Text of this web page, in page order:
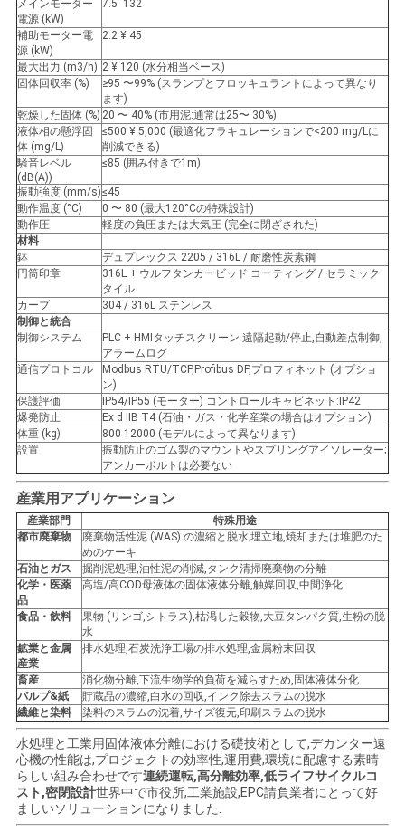
プ
ラ
イ
バ
シ
ー
ポ
リ
シ
ー
メインモーター
電源 (kW)
7.5 ̇ 132
補助モーター電
源 (kW)
2.2 ¥ 45
最大出力 (m3/h) 2 ¥ 120 (水分相当ベース)
固体回収率 (%)
≥95 〜99% (スランプとフロッキュラントによって異なり
ます)
乾燥した固体 (%) 20 〜 40% (市用泥:通常は25〜 30%)
液体相の懸浮固
体 (mg/L)
≤500 ¥ 5,000 (最適化フラキュレーションで<200 mg/Lに
削減できる)
騒音レベル
(dB(A))
≤85 (囲み付きで1m)
振動強度 (mm/s)≤45
動作温度 (°C)
0 〜 80 (最大120°Cの特殊設計)
動作圧
軽度の負圧または大気圧 (完全に閉ざされた)
材料
鉢
デュプレックス 2205 / 316L / 耐磨性炭素鋼
円筒印章
316L + ウルフタンカービッド コーティング / セラミック
タイル
カーブ
304 / 316L ステンレス
制御と統合
制御システム
PLC + HMIタッチスクリーン 遠隔起動/停止,自動差点制御,
アラームログ
通信プロトコル
Modbus RTU/TCP,Profibus DP,プロフィネット (オプショ
ン)
保護評価
IP54/IP55 (モーター) コントロールキャビネット:IP42
爆発防止
Ex d IIB T4 (石油・ガス・化学産業の場合はオプション)
体重 (kg)
800 12000 (モデルによって異なります)
設置
振動防止のゴム製のマウントやスプリングアイソレーター;
アンカーボルトは必要ない
産業用アプリケーション
産業部門
特殊用途
都市廃棄物
廃棄物活性泥 (WAS) の濃縮と脱水;埋立地,焼却または堆肥のた
めのケーキ
石油とガス
掘削泥処理,油性泥の削減,タンク清掃廃棄物の分離
化学・医薬
品
高塩/高COD母液体の固体液体分離,触媒回収,中間浄化
食品・飲料
果物 (リンゴ,シトラス),枯渇した穀物,大豆タンパク質,生粉の脱
水
鉱業と金属
産業
排水処理,石炭洗浄工場の排水処理,金属粉末回収
畜産
消化物分離,下流生物学的負荷を減らすため,固体液体分化
パルプ&紙
貯蔵品の濃縮,白水の回収,インク除去スラムの脱水
繊維と染料
染料のスラムの沈着,サイズ復元,印刷スラムの脱水
水処理と工業用固体液体分離における礎技術として,デカンター遠
心機の性能は,プロジェクトの効率性,運用費,環境に配慮する素晴
らしい組み合わせです連続運転,高分離効率,低ライフサイクルコ
スト,密閉設計世界中で市役所,工業施設,EPC請負業者にとって好
ましいソリューションになりました.